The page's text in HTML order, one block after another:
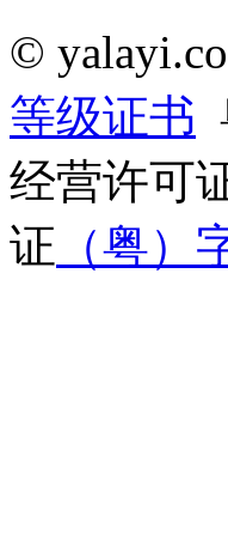
©
等级证书
经营许可
证 （粤）